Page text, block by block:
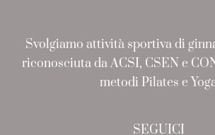
Svolgiamo attività sportiva di
riconosciuta da ACSI, CSEN e
metodi Pilates e
SEGUICI